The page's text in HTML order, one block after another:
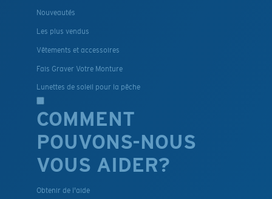
Nouveautés
Les plus vendus
Vêtements et accessoires
Fais Graver Votre Monture
Lunettes de soleil pour la pêche
COMMENT
POUVONS-NOUS
VOUS AIDER?
Obtenir de l'aide